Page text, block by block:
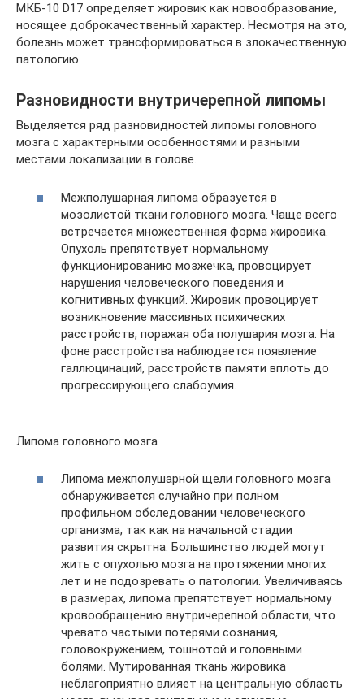
МКБ-10 D17 определяет жировик как новообразование,
носящее доброкачественный характер. Несмотря на это,
болезнь может трансформироваться в злокачественную
патологию.
Разновидности внутричерепной липомы
Выделяется ряд разновидностей липомы головного
мозга с характерными особенностями и разными
местами локализации в голове.
Межполушарная липома образуется в
мозолистой ткани головного мозга. Чаще всего
встречается множественная форма жировика.
Опухоль препятствует нормальному
функционированию мозжечка, провоцирует
нарушения человеческого поведения и
когнитивных функций. Жировик провоцирует
возникновение массивных психических
расстройств, поражая оба полушария мозга. На
фоне расстройства наблюдается появление
галлюцинаций, расстройств памяти вплоть до
прогрессирующего слабоумия.
Липома головного мозга
Липома межполушарной щели головного мозга
обнаруживается случайно при полном
профильном обследовании человеческого
организма, так как на начальной стадии
развития скрытна. Большинство людей могут
жить с опухолью мозга на протяжении многих
лет и не подозревать о патологии. Увеличиваясь
в размерах, липома препятствует нормальному
кровообращению внутричерепной области, что
чревато частыми потерями сознания,
головокружением, тошнотой и головными
болями. Мутированная ткань жировика
неблагоприятно влияет на центральную область